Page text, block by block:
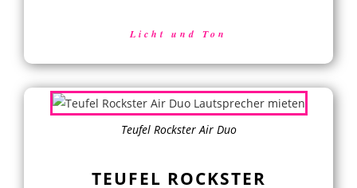
Licht und Ton
Teufel Rockster Air Duo
TEUFEL ROCKSTER